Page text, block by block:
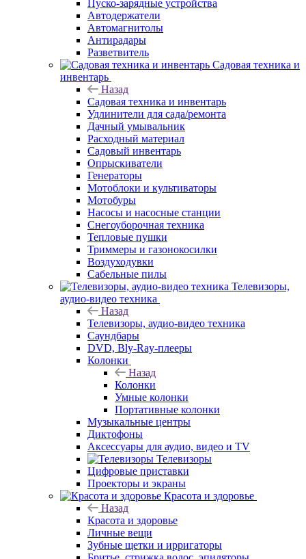
Пуско-зарядные устройства
Автодержатели
Автомагнитолы
Антирадары
Разветвитель
Садовая техника и
инвентарь
Назад
Садовая техника и инвентарь
Удлинители для сада/ремонта
Дачный умывальник
Расходный материал
Садовый инвентарь
Опрыскиватели
Генераторы
Мотоблоки и культиваторы
Мотобуры
Насосы и насосные станции
Снегоуборочная техника
Тепловые пушки
Триммеры и газонокосилки
Воздуходувки
Сабельные пилы
Телевизоры,
аудио-видео техника
Назад
Телевизоры, аудио-видео техника
Саундбары
DVD, Bly-Ray-плееры
Колонки
Назад
Колонки
Умные колонки
Портативные колонки
Музыкальные центры
Диктофоны
Аксессуары для аудио, видео и TV
Телевизоры
Цифровые приставки
Проекторы и экраны
Красота и здоровье
Назад
Красота и здоровье
Личные вещи
Зубные щетки и ирригаторы